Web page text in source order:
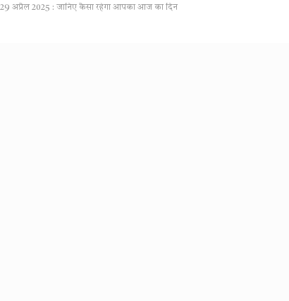
अप्रैल 2025 : जानिए कैसा रहेगा आपका आज का दिन